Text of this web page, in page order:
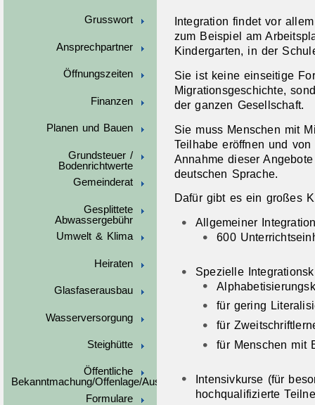
Grusswort
Ansprechpartner
Öffnungszeiten
Finanzen
Planen und Bauen
Grundsteuer /
Bodenrichtwerte
Gemeinderat
Gesplittete
Abwassergebühr
Umwelt & Klima
Heiraten
Glasfaserausbau
Wasserversorgung
Steighütte
Öffentliche
Bekanntmachung/Offenlage/Ausschreibungen
Formulare
Integration findet vor
zum Beispiel am
Kindergarten, in der
Sie ist keine einseitige
Migrationsgeschichte,
der ganzen Gesellschaft.
Sie muss Menschen mit
Teilhabe eröffnen und
Annahme dieser
deutschen Sprache.
Dafür gibt es ein großes
Allgemeiner
600
Spezielle
für gering
für
für Menschen mit
Intensivkurse (für
hochqualifizierte